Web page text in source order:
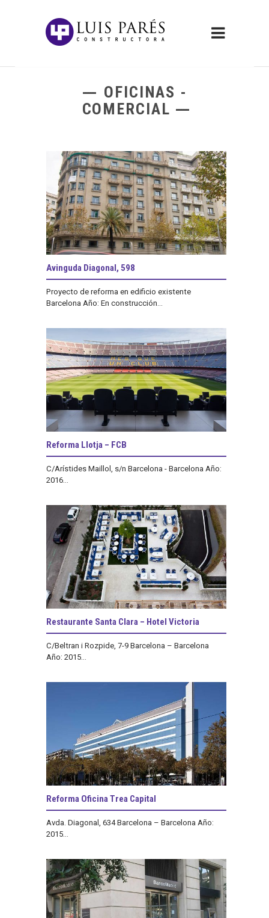
OFICINAS -
COMERCIAL
Avinguda Diagonal, 598
Proyecto de reforma en edificio existente
Barcelona Año: En construcción...
Reforma Llotja – FCB
C/Arístides Maillol, s/n Barcelona - Barcelona Año:
2016...
Restaurante Santa Clara – Hotel Victoria
C/Beltran i Rozpide, 7-9 Barcelona – Barcelona
Año: 2015...
Reforma Oficina Trea Capital
Avda. Diagonal, 634 Barcelona – Barcelona Año:
2015...